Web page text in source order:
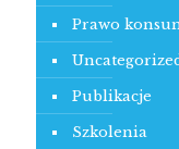
Prawo
Publikacje
Szkolenia